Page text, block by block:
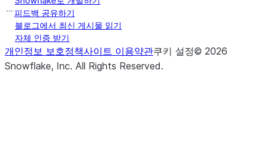
피드백 공유하기
블로그에서 최신 게시물 읽기
자체 인증 받기
개인정보 보호정책사이트 이용약관쿠키 설정© 2026
Snowflake, Inc. All Rights Reserved.